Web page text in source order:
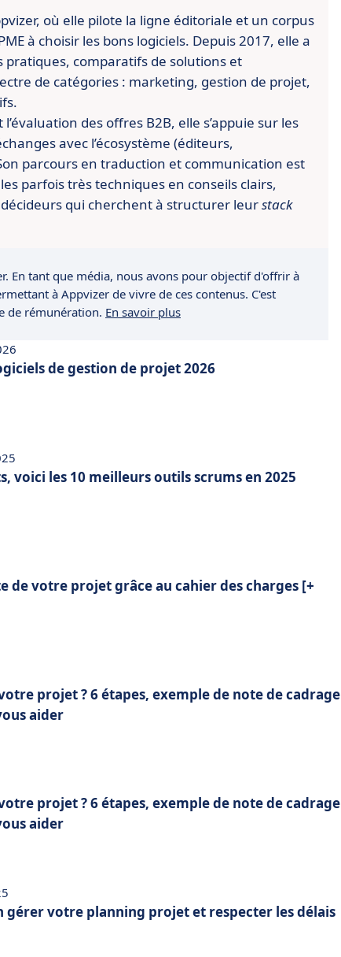
où elle pilote la ligne éditoriale et un corpus
à choisir les bons logiciels. Depuis 2017, elle a
pratiques, comparatifs de solutions et
de catégories : marketing, gestion de projet,
des offres B2B, elle s’appuie sur les
avec l’écosystème (éditeurs,
parcours en traduction et communication est
parfois très techniques en conseils clairs,
qui cherchent à structurer leurstack
En tant que média, nous avons pour objectif d'offrir à
à Appvizer de vivre de ces contenus. C'est
de rémunération. En savoir plus
de gestion de projet 2026
voici les 10 meilleurs outils scrums en 2025
de votre projet grâce au cahier des charges [+
projet ? 6 étapes, exemple de note de cadrage
aider
projet ? 6 étapes, exemple de note de cadrage
aider
gérer votre planning projet et respecter les délais